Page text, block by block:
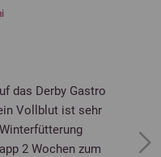
das Derby Gastro
Vollblut ist sehr
2 Wochen zum
Next